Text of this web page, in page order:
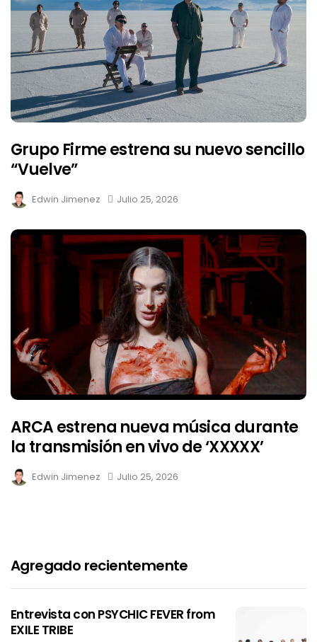
Grupo Firme estrena su nuevo sencillo
“Vuelve”
Edwin Jimenez Julio 25, 2026
ARCA estrena nueva música durante
la transmisión en vivo de ‘XXXXX’
Edwin Jimenez Julio 25, 2026
Agregado recientemente
Entrevista con PSYCHIC FEVER from
EXILE TRIBE